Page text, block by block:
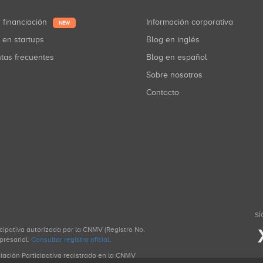
financiación NEW
en startups
frecuentes
Información corporativa
Blog en inglés
Blog en español
Sobre nosotros
Contacto
autorizada por la CNMV (Registro No.
Consultar registro oficial.
Participativa registrado en la CNMV